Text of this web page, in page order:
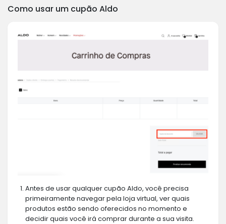
Como usar um cupão Aldo
Antes de usar qualquer cupão Aldo, você precisa
primeiramente navegar pela loja virtual, ver quais
produtos estão sendo oferecidos no momento e
decidir quais você irá comprar durante a sua visita.